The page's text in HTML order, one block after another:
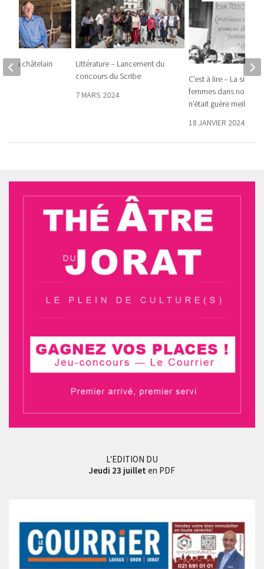
Littérature – Lancement du
concours du Scribe
7 MARS 2024
C’est à lire – La
femmes dans notre
n’était guère meilleure
18 JANVIER 2024
– Un châtelain
L'EDITION DU
Jeudi 23 juillet en PDF